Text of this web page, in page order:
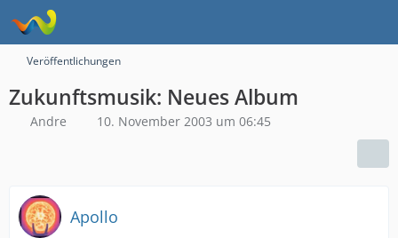
Veröffentlichungen
Zukunftsmusik: Neues Album
Andre 10. November 2003 um 06:45
Apollo